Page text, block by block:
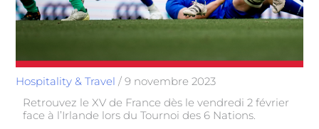
Hospitality & Travel /9 novembre 2023
Retrouvez le XV de France dès le vendredi 2 février
face à l’Irlande lors du Tournoi des 6 Nations.